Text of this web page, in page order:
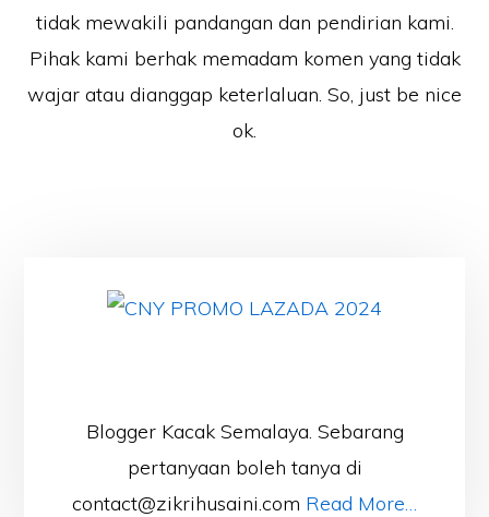
tidak mewakili pandangan dan pendirian kami.
Pihak kami berhak memadam komen yang tidak
wajar atau dianggap keterlaluan. So, just be nice
ok.
Blogger Kacak Semalaya. Sebarang
pertanyaan boleh tanya di
contact@zikrihusaini.com Read More…